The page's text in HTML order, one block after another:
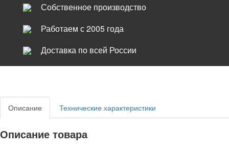
Собственное производство
Работаем с 2005 года
Доставка по всей России
Описание Технические характеристики
Описание товара